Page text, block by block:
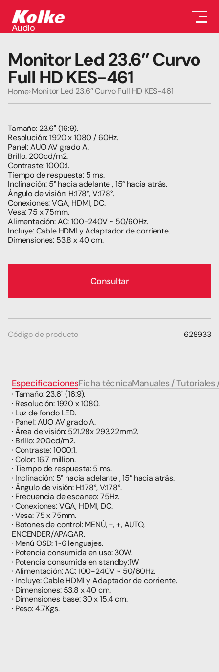
Audio
Auriculares
Conectividad
Gaming
Seguridad
Monitor Led 23.6’’ Curvo
Full HD KES-461
Home Monitor Led 23.6’’ Curvo Full HD KES-461
Tamaño: 23.6" (16:9).
Resolución: 1920 x 1080 / 60Hz.
Panel: AUO AV grado A.
Brillo: 200cd/m2.
Contraste: 1000:1.
Tiempo de respuesta: 5 ms.
Inclinación: 5° hacia adelante , 15° hacia atrás.
Ángulo de visión: H:178°, V:178°.
Conexiones: VGA, HDMI, DC.
Vesa: 75 x 75mm.
Alimentación: AC: 100-240V ~ 50/60Hz.
Incluye: Cable HDMI y Adaptador de corriente.
Dimensiones: 53.8 x 40 cm.
Consultar
Código de producto 628933
EspecificacionesFicha técnicaManuales / Tutoriales
· Tamaño: 23.6" (16:9).
· Resolución: 1920 x 1080.
· Luz de fondo LED.
· Panel: AUO AV grado A.
· Área de visión: 521.28x 293.22mm2.
· Brillo: 200cd/m2.
· Contraste: 1000:1.
· Color: 16.7 million.
· Tiempo de respuesta: 5 ms.
· Inclinación: 5° hacia adelante , 15° hacia atrás.
· Ángulo de visión: H:178°, V:178°.
· Frecuencia de escaneo: 75Hz.
· Conexiones: VGA, HDMI, DC.
· Vesa: 75 x 75mm.
· Botones de control: MENÚ, -, +, AUTO,
ENCENDER/APAGAR.
· Menú OSD: 1~6 lenguajes.
· Potencia consumida en uso: 30W.
· Potencia consumida en standby:1W
· Alimentación: AC: 100-240V ~ 50/60Hz.
· Incluye: Cable HDMI y Adaptador de corriente.
· Dimensiones: 53.8 x 40 cm.
· Dimensiones base: 30 x 15.4 cm.
· Peso: 4.7Kgs.